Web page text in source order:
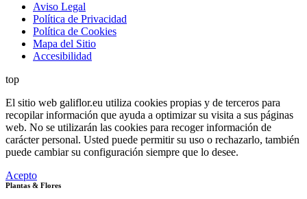
Aviso Legal
Política de Privacidad
Política de Cookies
Mapa del Sitio
Accesibilidad
top
El sitio web galiflor.eu utiliza cookies propias y de terceros para
recopilar información que ayuda a optimizar su visita a sus páginas
web. No se utilizarán las cookies para recoger información de
carácter personal. Usted puede permitir su uso o rechazarlo, también
puede cambiar su configuración siempre que lo desee.
Acepto
Plantas & Flores